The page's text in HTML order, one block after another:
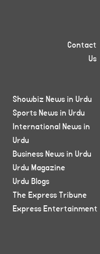
Contact
Us
Showbiz News in Urdu
Sports News in Urdu
International News in
Urdu
Business News in Urdu
Urdu Magazine
Urdu Blogs
The Express Tribune
Express Entertainment